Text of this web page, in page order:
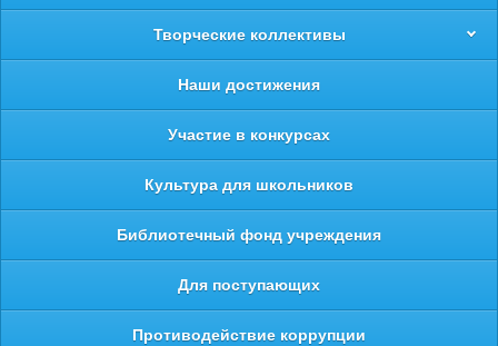
Творческие коллективы
Наши достижения
Участие в конкурсах
Культура для школьников
Библиотечный фонд учреждения
Для поступающих
Противодействие коррупции